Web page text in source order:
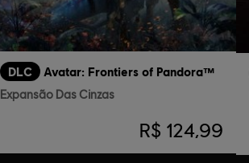
DLC Avatar: Frontiers of Pandora™
Expansão Das Cinzas
R$ 124,99